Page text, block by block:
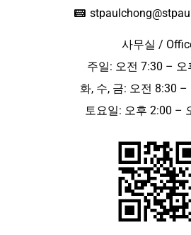
사무실 /
주일: 오전 7:30 – 오
화, 수, 금: 오전 8:30 –
토요일: 오후 2:00 –